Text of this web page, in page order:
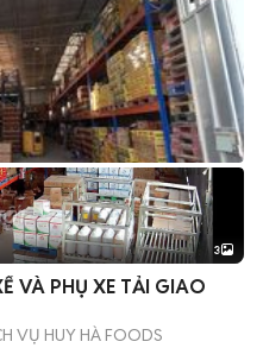
3
VÀ PHỤ XE TẢI GIAO
VỤ HUY HÀ FOODS